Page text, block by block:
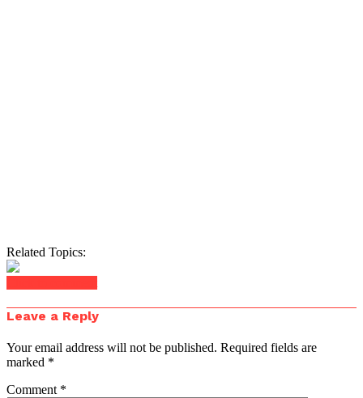
Related Topics:
Leave a Reply
Your email address will not be published. Required fields are
marked *
Comment *